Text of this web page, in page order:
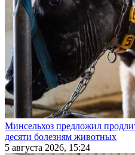
Минсельхоз предложил
десяти болезням животных
5 августа 2026, 15:24